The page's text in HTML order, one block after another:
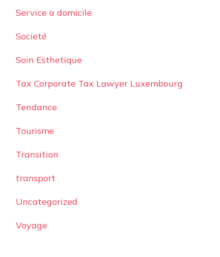
Service a domicile
Societé
Soin Esthetique
Tax Corporate Tax Lawyer Luxembourg
Tendance
Tourisme
Transition
transport
Uncategorized
Voyage